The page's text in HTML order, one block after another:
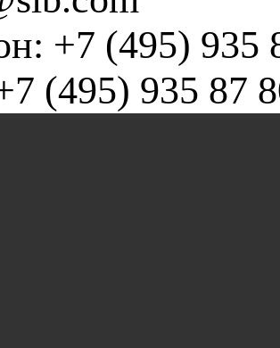
+7 (495) 935
(495) 935 87